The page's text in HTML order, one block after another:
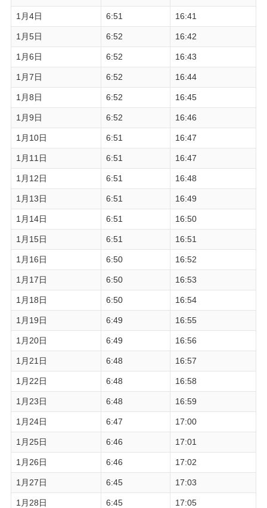
1月4日 6:51 16:41
1月5日 6:52 16:42
1月6日 6:52 16:43
1月7日 6:52 16:44
1月8日 6:52 16:45
1月9日 6:52 16:46
1月10日 6:51 16:47
1月11日 6:51 16:47
1月12日 6:51 16:48
1月13日 6:51 16:49
1月14日 6:51 16:50
1月15日 6:51 16:51
1月16日 6:50 16:52
1月17日 6:50 16:53
1月18日 6:50 16:54
1月19日 6:49 16:55
1月20日 6:49 16:56
1月21日 6:48 16:57
1月22日 6:48 16:58
1月23日 6:48 16:59
1月24日 6:47 17:00
1月25日 6:46 17:01
1月26日 6:46 17:02
1月27日 6:45 17:03
1月28日 6:45 17:05